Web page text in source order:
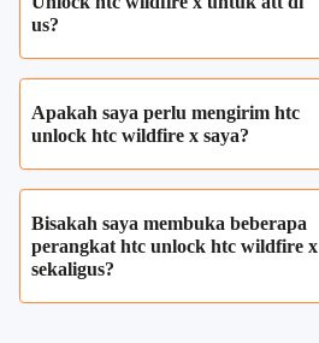
us?
Apakah saya perlu mengirim htc
unlock htc wildfire x saya?
Bisakah saya membuka beberapa
perangkat htc unlock htc wildfire x
sekaligus?